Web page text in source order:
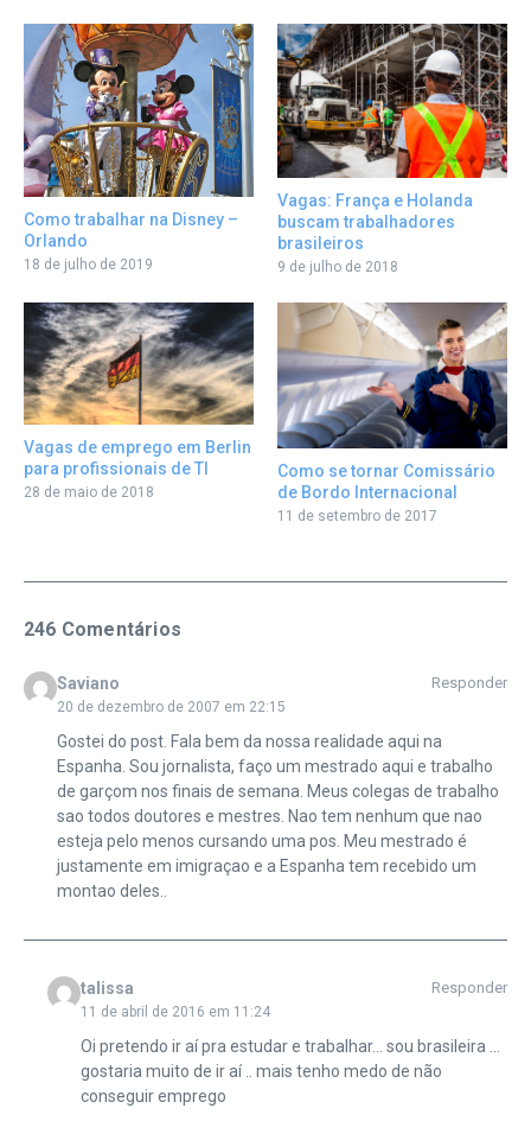
Como trabalhar na Disney –
Orlando
18 de julho de 2019
Vagas: França e Holanda
buscam trabalhadores
brasileiros
9 de julho de 2018
Vagas de emprego em Berlin
para profissionais de TI
28 de maio de 2018
Como se tornar Comissário
de Bordo Internacional
11 de setembro de 2017
246 Comentários
Saviano
20 de dezembro de 2007 em 22:15
Responder
Gostei do post. Fala bem da nossa realidade aqui na
Espanha. Sou jornalista, faço um mestrado aqui e trabalho
de garçom nos finais de semana. Meus colegas de trabalho
sao todos doutores e mestres. Nao tem nenhum que nao
esteja pelo menos cursando uma pos. Meu mestrado é
justamente em imigraçao e a Espanha tem recebido um
montao deles..
talissa
11 de abril de 2016 em 11:24
Responder
Oi pretendo ir aí pra estudar e trabalhar… sou brasileira …
gostaria muito de ir aí .. mais tenho medo de não
conseguir emprego